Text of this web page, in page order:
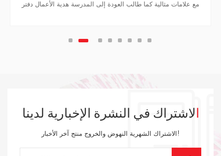
مع علامات مثالية كما طالب العودة إلى المدرسة هدية الأعمال دفتر
الاشتراك في النشرة الإخبارية لدينا
الاشتراك الشهرية النهوض والخروج منتج آخر الأخبار!